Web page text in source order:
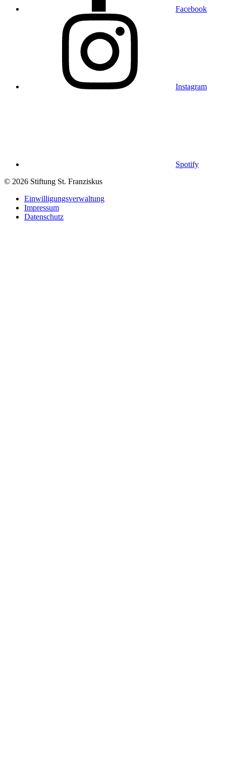
Facebook
Instagram
Spotify
© 2026 Stiftung St. Franziskus
Einwilligungsverwaltung
Impressum
Datenschutz